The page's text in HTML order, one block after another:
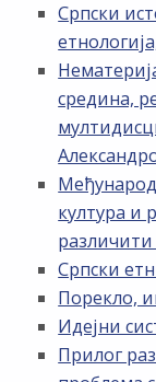
Српски
средина,
култура и
Српски
Порекло,
Идејни
Прилог